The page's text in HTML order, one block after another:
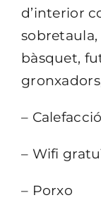
d’interior
bàsquet,
– Calefacció
– Wifi
– Porxo